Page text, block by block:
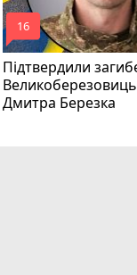
Підтвердили
Дмитра Березка
mode_comment
16